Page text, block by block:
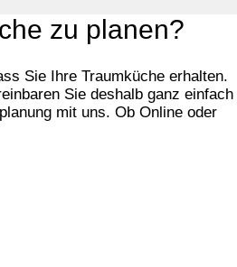
zu planen?
Sie Ihre Traumküche erhalten.
Sie deshalb ganz einfach
mit uns. Ob Online oder